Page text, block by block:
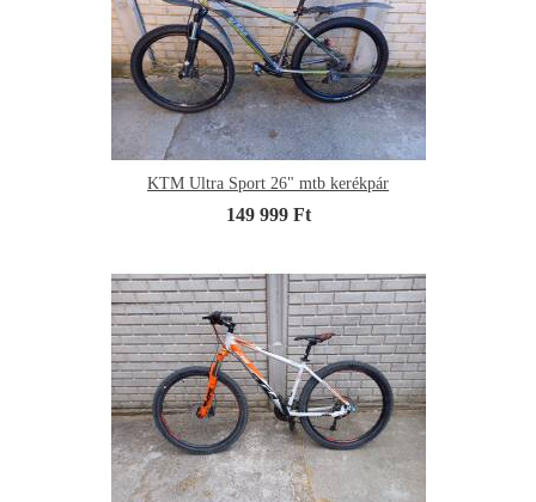
KTM Ultra Sport 26" mtb kerékpár
149 999 Ft